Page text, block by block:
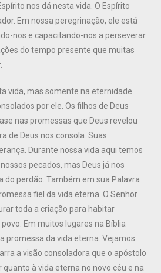
nos dá nesta vida. O Espírito
Em nossa peregrinação, ele está
nos e capacitando-nos a perseverar
do tempo presente que muitas
vida, mas somente na eternidade
por ele. Os filhos de Deus
nas promessas que Deus revelou
de Deus nos consola. Suas
Durante nossa vida aqui temos
pecados, mas Deus já nos
do perdão. Também em sua Palavra
fiel da vida eterna. O Senhor
toda a criação para habitar
Em muitos lugares na Bíblia
promessa da vida eterna. Vejamos
a visão consoladora que o apóstolo
à vida eterna no novo céu e na